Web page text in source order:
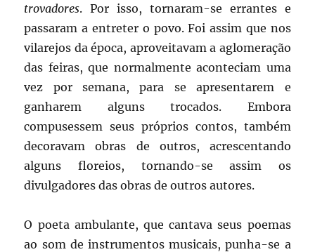
trovadores. Por isso, tornaram-se errantes e
passaram a entreter o povo. Foi assim que nos
vilarejos da época, aproveitavam a aglomeração
das feiras, que normalmente aconteciam uma
vez por semana, para se apresentarem e
ganharem alguns trocados. Embora
compusessem seus próprios contos, também
decoravam obras de outros, acrescentando
alguns floreios, tornando-se assim os
divulgadores das obras de outros autores.
O poeta ambulante, que cantava seus poemas
ao som de instrumentos musicais, punha-se a